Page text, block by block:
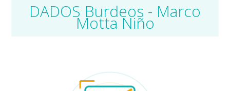
DADOS Burdeos - Marco
Motta Niño